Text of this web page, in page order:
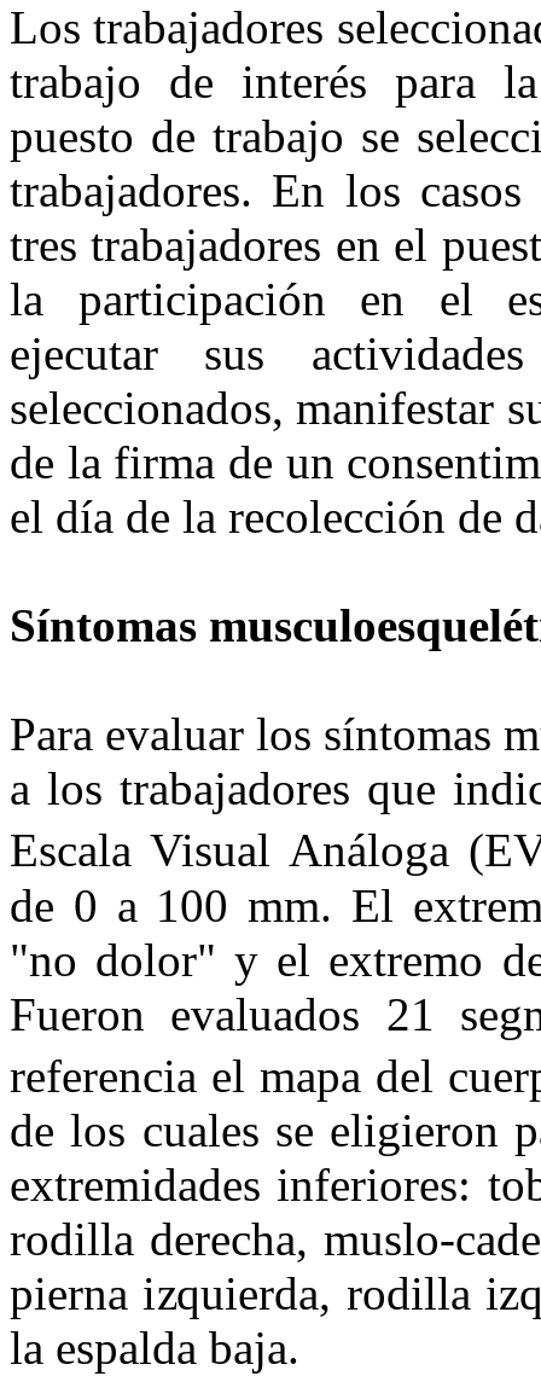
Los trabajadores
trabajo de interés para
puesto de trabajo se
trabajadores. En los
tres trabajadores en el
la participación en el
ejecutar sus
seleccionados, manifestar
de la firma de un
el día de la recolección de
Síntomas
Para evaluar los síntomas
a los trabajadores que
Escala Visual Análoga
de 0 a 100 mm. El
"no dolor" y el extremo
Fueron evaluados 21
referencia el mapa del
de los cuales se eligieron
extremidades inferiores:
rodilla derecha, muslo-
pierna izquierda, rodilla
la espalda baja.